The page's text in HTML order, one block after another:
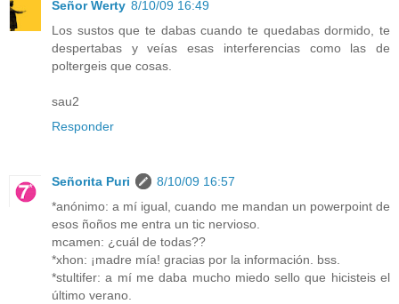
Señor Werty 8/10/09 16:49
Los sustos que te dabas cuando te quedabas dormido, te
despertabas y veías esas interferencias como las de
poltergeis que cosas.
sau2
Responder
Señorita Puri
8/10/09 16:57
*anónimo: a mí igual, cuando me mandan un powerpoint de
esos ñoños me entra un tic nervioso.
mcamen: ¿cuál de todas??
*xhon: ¡madre mía! gracias por la información. bss.
*stultifer: a mí me daba mucho miedo sello que hicisteis el
último verano.